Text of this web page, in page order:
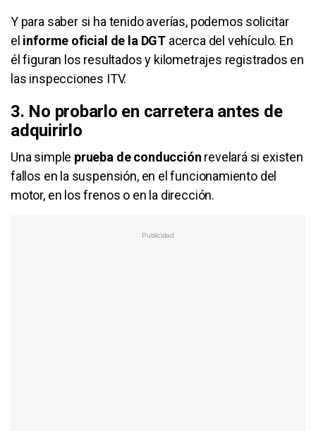
Y para saber si ha tenido averías, podemos solicitar
el informe oficial de la DGTacerca del vehículo. En
él figuran los resultados y kilometrajes registrados en
las inspecciones ITV.
3. No probarlo en carretera antes de
adquirirlo
Una simple prueba de conducción revelará si existen
fallos en la suspensión, en el funcionamiento del
motor, en los frenos o en la dirección.